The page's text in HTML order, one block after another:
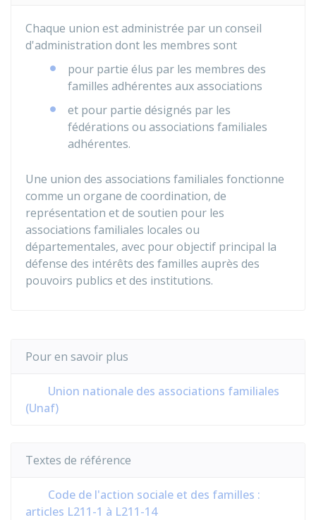
Chaque union est administrée par un conseil
d'administration dont les membres sont
pour partie élus par les membres des
familles adhérentes aux associations
et pour partie désignés par les
fédérations ou associations familiales
adhérentes.
Une union des associations familiales fonctionne
comme un organe de coordination, de
représentation et de soutien pour les
associations familiales locales ou
départementales, avec pour objectif principal la
défense des intérêts des familles auprès des
pouvoirs publics et des institutions.
Pour en savoir plus
Union nationale des associations familiales
(Unaf)
Textes de référence
Code de l'action sociale et des familles :
articles L211-1 à L211-14